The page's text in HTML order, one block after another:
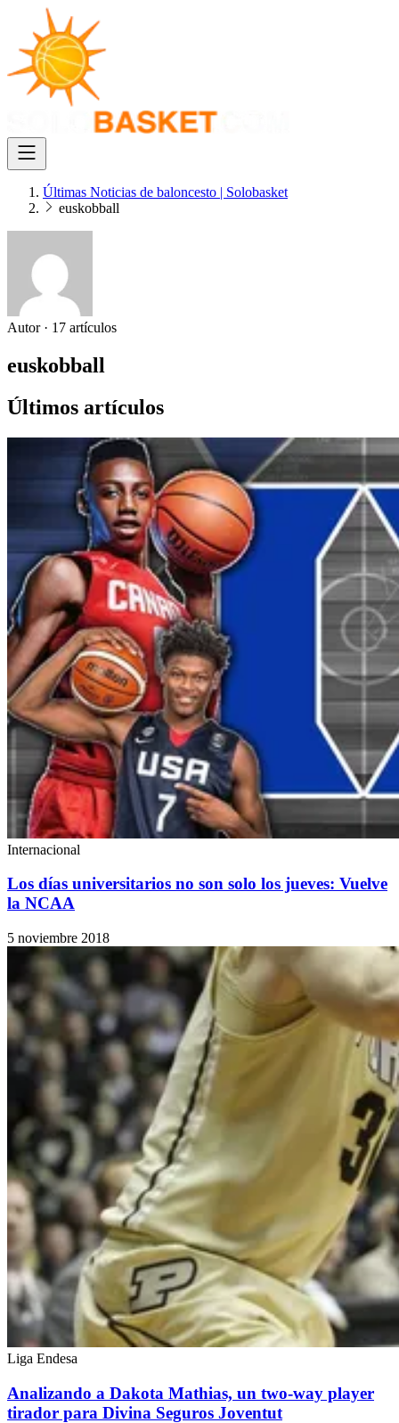
Últimas Noticias de baloncesto | Solobasket
euskobball
Autor · 17 artículos
euskobball
Últimos artículos
Internacional
Los días universitarios no son solo los jueves: Vuelve
la NCAA
5 noviembre 2018
Liga Endesa
Analizando a Dakota Mathias, un two-way player
tirador para Divina Seguros Joventut